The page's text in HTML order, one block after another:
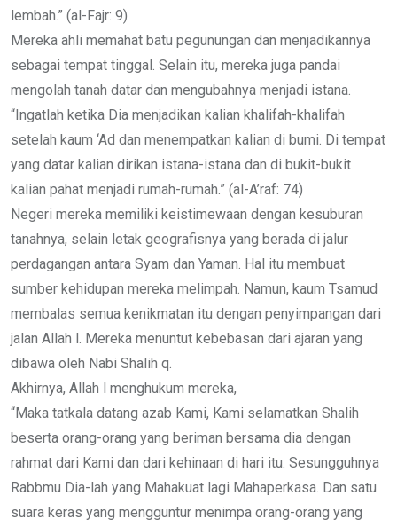
lembah.” (al-Fajr: 9)
Mereka ahli memahat batu pegunungan dan menjadikannya
sebagai tempat tinggal. Selain itu, mereka juga pandai
mengolah tanah datar dan mengubahnya menjadi istana.
“Ingatlah ketika Dia menjadikan kalian khalifah-khalifah
setelah kaum ‘Ad dan menempatkan kalian di bumi. Di tempat
yang datar kalian dirikan istana-istana dan di bukit-bukit
kalian pahat menjadi rumah-rumah.” (al-A’raf: 74)
Negeri mereka memiliki keistimewaan dengan kesuburan
tanahnya, selain letak geografisnya yang berada di jalur
perdagangan antara Syam dan Yaman. Hal itu membuat
sumber kehidupan mereka melimpah. Namun, kaum Tsamud
membalas semua kenikmatan itu dengan penyimpangan dari
jalan Allah l. Mereka menuntut kebebasan dari ajaran yang
dibawa oleh Nabi Shalih q.
Akhirnya, Allah l menghukum mereka,
“Maka tatkala datang azab Kami, Kami selamatkan Shalih
beserta orang-orang yang beriman bersama dia dengan
rahmat dari Kami dan dari kehinaan di hari itu. Sesungguhnya
Rabbmu Dia-lah yang Mahakuat lagi Mahaperkasa. Dan satu
suara keras yang mengguntur menimpa orang-orang yang